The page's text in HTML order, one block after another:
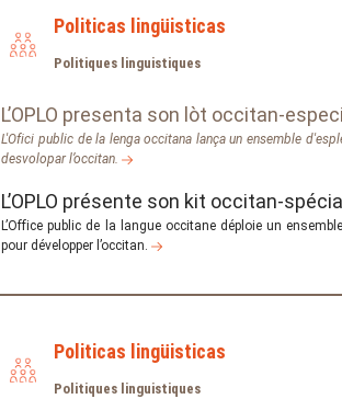
Politicas lingüisticas
Politiques linguistiques
L’OPLO presenta son lòt occitan-
L'Ofici public de la lenga occitana lança un ensemble
desvolopar l’occitan.
L’OPLO présente son kit occitan-
L’Office public de la langue occitane déploie un
pour développer l’occitan.
Politicas lingüisticas
Politiques linguistiques